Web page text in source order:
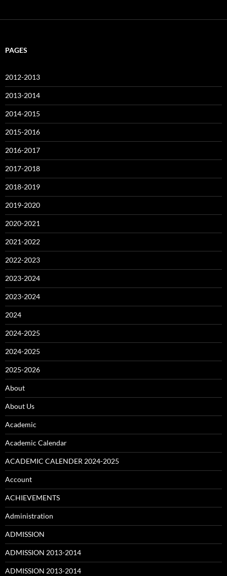
PAGES
2012-2013
2013-2014
2014-2015
2015-2016
2016-2017
2017-2018
2018-2019
2019-2020
2020-2021
2021-2022
2022-2023
2023-2024
2023-2024
2024
2024-2025
2024-2025
2025-2026
About
About Us
Academic
Academic Calendar
ACADEMIC CALENDER 2024-2025
Account
ACHIEVEMENTS
Administration
ADMISSION
ADMISSION 2013-2014
ADMISSION 2013-2014